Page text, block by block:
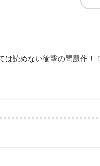
読めない衝撃の問題作！！